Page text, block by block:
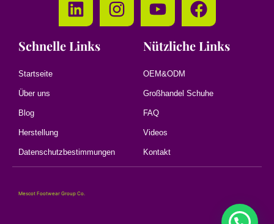
Schnelle Links
Startseite
Über uns
Blog
Herstellung
Datenschutzbestimmungen
Nützliche Links
OEM&ODM
Großhandel Schuhe
FAQ
Videos
Kontakt
Mescot Footwear Group Co.